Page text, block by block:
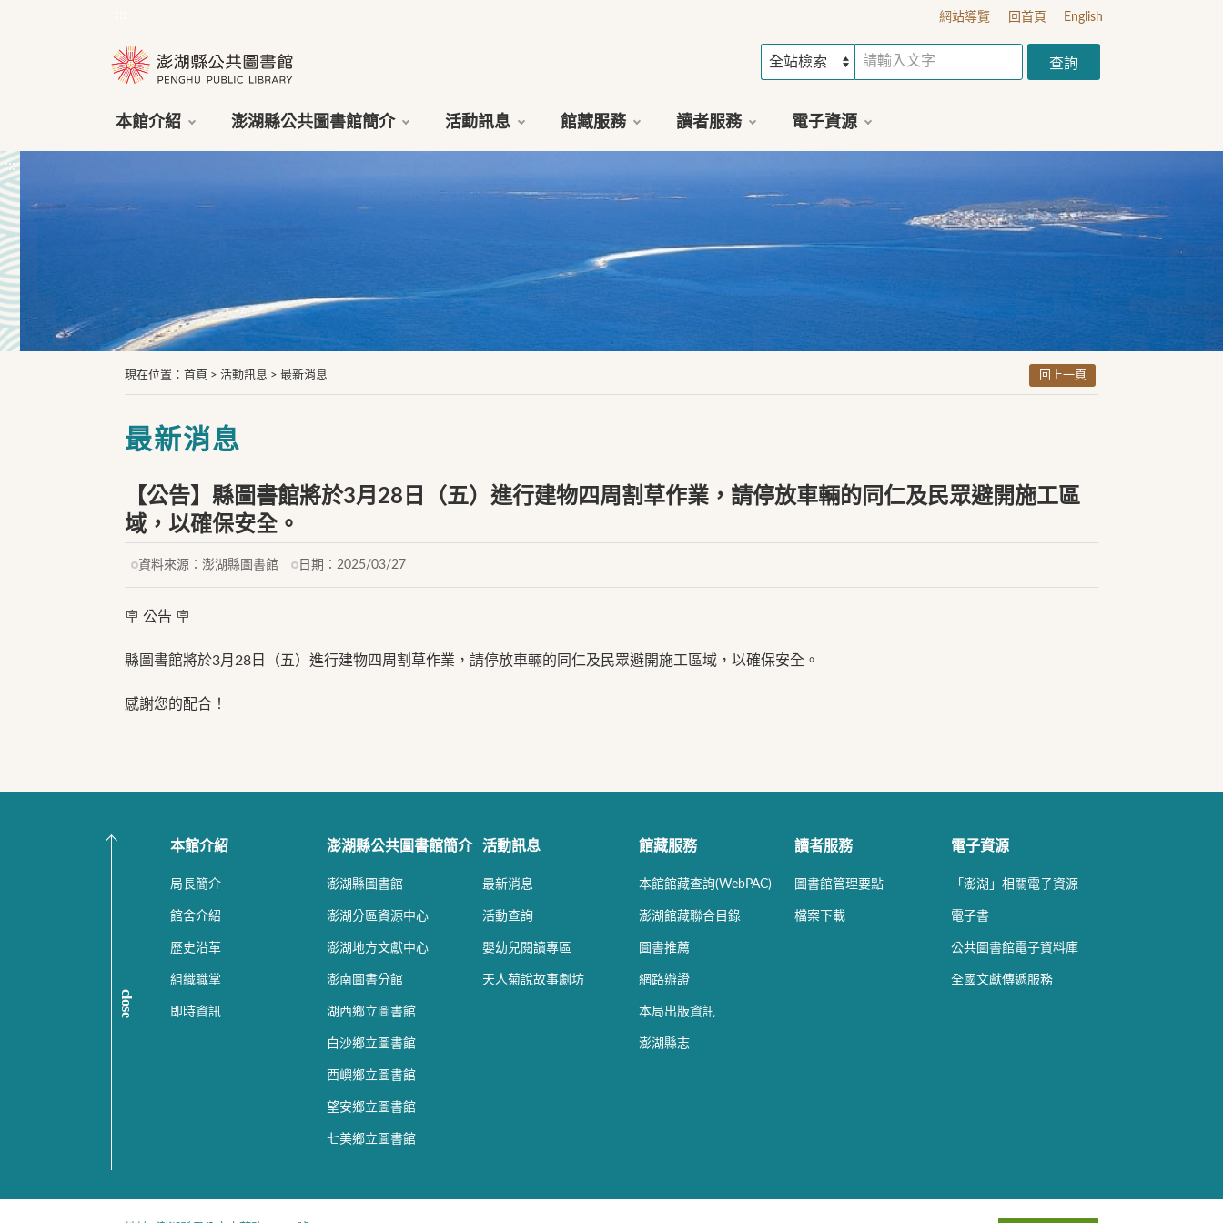
網站導覽 回首頁 English
本館介紹 澎湖縣公共圖書館簡介 活動訊息 館藏服務 讀者服務 電子資源
:::
現在位置 ： 首頁 > 活動訊息 > 最新消息 回上一頁
最新消息
【公告】縣圖書館將於3月28日（五）進行建物四周割草作業，請停放車輛的同仁及民眾避開施工區
域，以確保安全。
資料來源： 澎湖縣圖書館 日期： 2025/03/27
🪧 公告 🪧
縣圖書館將於3月28日（五）進行建物四周割草作業，請停放車輛的同仁及民眾避開施工區域，以確保安全。
感謝您的配合！
close
本館介紹
局長簡介
館舍介紹
歷史沿革
組織職掌
即時資訊
澎湖縣公共圖書館簡介
澎湖縣圖書館
澎湖分區資源中心
澎湖地方文獻中心
澎南圖書分館
湖西鄉立圖書館
白沙鄉立圖書館
西嶼鄉立圖書館
望安鄉立圖書館
七美鄉立圖書館
活動訊息
最新消息
活動查詢
嬰幼兒閱讀專區
天人菊說故事劇坊
館藏服務
本館館藏查詢(WebPAC)
澎湖館藏聯合目錄
圖書推薦
網路辦證
本局出版資訊
澎湖縣志
讀者服務
圖書館管理要點
檔案下載
電子資源
「澎湖」相關電子資源
電子書
公共圖書館電子資料庫
全國文獻傳遞服務